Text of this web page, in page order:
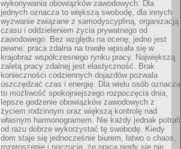
wykonywania obowiązków zawodowych. Dla
jednych oznacza to większą swobodę, dla innych
wyzwanie związane z samodyscypliną, organizacją
czasu i oddzieleniem życia prywatnego od
zawodowego. Bez względu na ocenę, jedno jest
pewne: praca zdalna na trwałe wpisała się w
krajobraz współczesnego rynku pracy. Największą
zaletą pracy zdalnej jest elastyczność. Brak
konieczności codziennych dojazdów pozwala
oszczędzać czas i energię. Dla wielu osób oznacza
to możliwość spokojniejszego rozpoczęcia dnia,
lepsze godzenie obowiązków zawodowych z
życiem rodzinnym oraz większą kontrolę nad
własnym harmonogramem. Nie każdy jednak potrafi
od razu dobrze wykorzystać tę swobodę. Kiedy
dom staje się jednocześnie biurem, łatwo o chaos,
rozproszenie i poczucie, że praca nigdy się nie